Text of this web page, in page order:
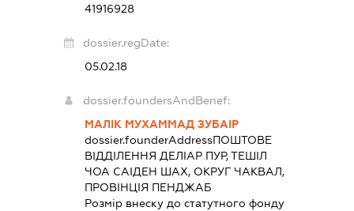
41916928
dossier.regDate:
05.02.18
dossier.foundersAndBenef:
МАЛІК МУХАММАД ЗУБАІР
dossier.founderAddressПОШТОВЕ
ВІДДІЛЕННЯ ДЕЛІАР ПУР, ТЕШІЛ
ЧОА САІДЕН ШАХ, ОКРУГ ЧАКВАЛ,
ПРОВІНЦІЯ ПЕНДЖАБ
Розмір внеску до статутного фонду